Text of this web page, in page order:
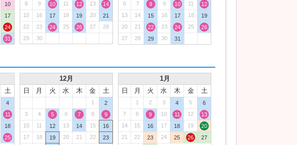
10
17
24
31
8
9 10 11 12 13
14
15
16 17 18 19 20
21
22
23 24 25 26 27
28
29
30
6
7 8 9 10 11
12
13
14 15 16 17 18
19
20
21 22 23 24 25
26
27
28 29 30 31
土
4
11
18
25
12月
日 月 火 水 木 金 土
1
2
3
4 5 6 7 8
9
10
11 12 13 14 15
16
17
18 19 20 21 22
23
1月
日 月 火 水 木 金 土
1 2 3 4 5
6
7
8 9 10 11 12
13
14
15 16 17 18 19
20
21
22 23 24 25 26
27